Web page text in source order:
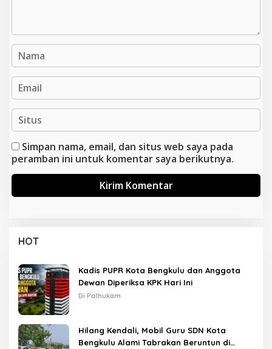
Simpan nama, email, dan situs web saya pada
peramban ini untuk komentar saya berikutnya.
HOT
Kadis PUPR Kota Bengkulu dan Anggota
Dewan Diperiksa KPK Hari Ini
Di Polhukam
Hilang Kendali, Mobil Guru SDN Kota
Bengkulu Alami Tabrakan Beruntun di